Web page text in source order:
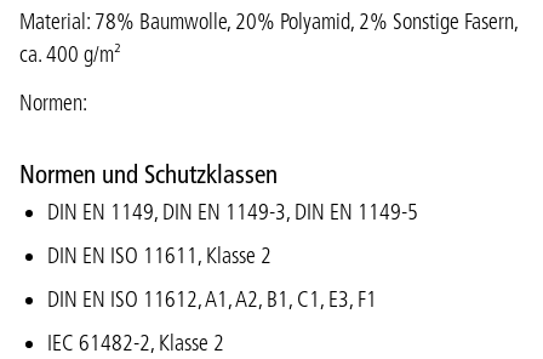
Material: 78% Baumwolle, 20% Polyamid, 2% Sonstige Fasern,
ca. 400 g/m²
Normen:
Normen und Schutzklassen
DIN EN 1149, DIN EN 1149-3, DIN EN 1149-5
DIN EN ISO 11611, Klasse 2
DIN EN ISO 11612, A1, A2, B1, C1, E3, F1
IEC 61482-2, Klasse 2